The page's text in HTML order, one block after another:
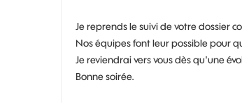
Je reprends le suivi de votre dossier
Nos équipes font leur possible pour
Je reviendrai vers vous dès qu'une
Bonne soirée.